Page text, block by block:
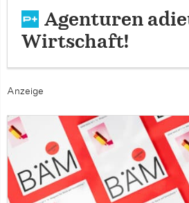
Agenturen
Wirtschaft!
Anzeige